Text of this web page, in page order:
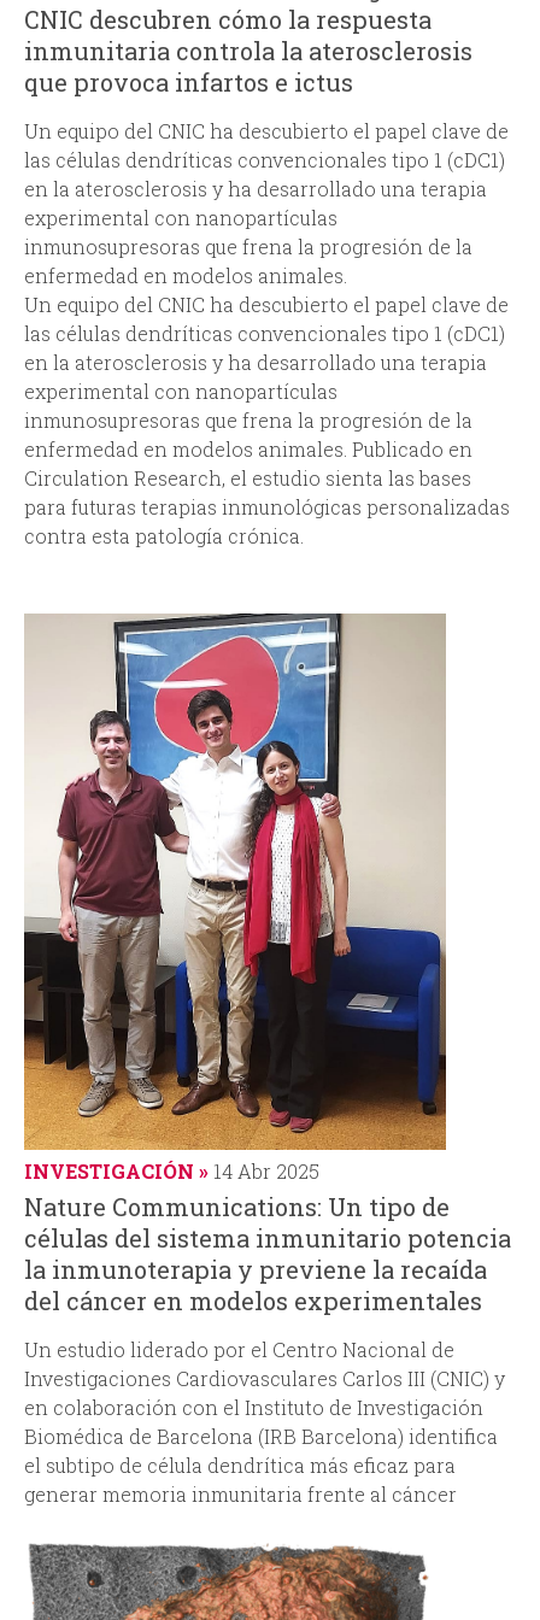
d
a
CNIC descubren cómo la respuesta
inmunitaria controla la aterosclerosis
que provoca infartos e ictus
Un equipo del CNIC ha descubierto el papel clave de
las células dendríticas convencionales tipo 1 (cDC1)
en la aterosclerosis y ha desarrollado una terapia
experimental con nanopartículas
inmunosupresoras que frena la progresión de la
enfermedad en modelos animales.
Un equipo del CNIC ha descubierto el papel clave de
las células dendríticas convencionales tipo 1 (cDC1)
en la aterosclerosis y ha desarrollado una terapia
experimental con nanopartículas
inmunosupresoras que frena la progresión de la
enfermedad en modelos animales. Publicado en
Circulation Research, el estudio sienta las bases
para futuras terapias inmunológicas personalizadas
contra esta patología crónica.
INVESTIGACIÓN 14 Abr 2025
Nature Communications: Un tipo de
células del sistema inmunitario potencia
la inmunoterapia y previene la recaída
del cáncer en modelos experimentales
Un estudio liderado por el Centro Nacional de
Investigaciones Cardiovasculares Carlos III (CNIC) y
en colaboración con el Instituto de Investigación
Biomédica de Barcelona (IRB Barcelona) identifica
el subtipo de célula dendrítica más eficaz para
generar memoria inmunitaria frente al cáncer